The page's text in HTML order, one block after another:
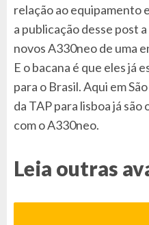
relação ao equipamento
a publicação desse post
novos A330neo de uma
E o bacana é que eles já
para o Brasil. Aqui em
da TAP para lisboa já
com o A330neo.
Leia outras